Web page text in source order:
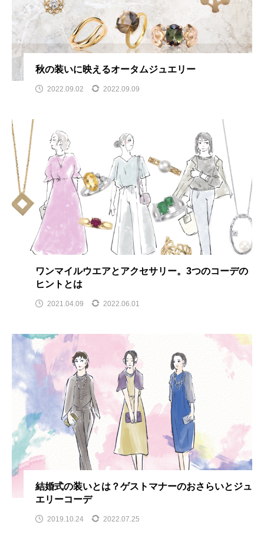
秋の装いに映えるオータムジュエリー
2022.09.02 2022.09.09
ワンマイルウエアとアクセサリー。3つのコーデの
ヒントとは
2021.04.09 2022.06.01
結婚式の装いとは？ゲストマナーのおさらいとジュ
エリーコーデ
2019.10.24 2022.07.25